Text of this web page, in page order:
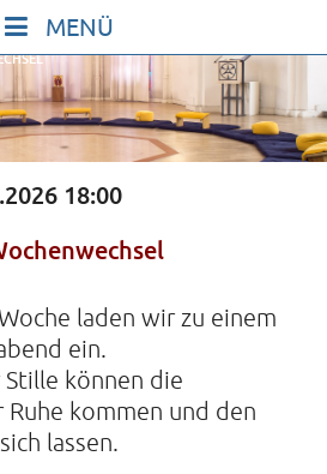
FEIERN
KINDER UND
18:00
laden wir zu einem
ein.
Stille können die
kommen und den
lassen.